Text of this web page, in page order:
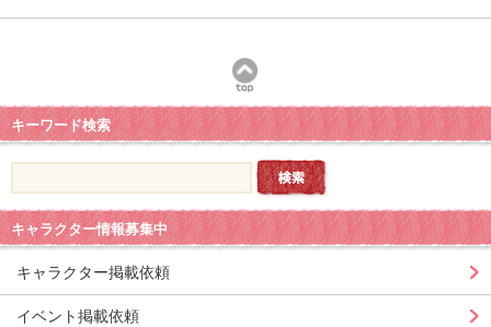
キーワード検索
キャラクター情報募集中
キャラクター掲載依頼
イベント掲載依頼